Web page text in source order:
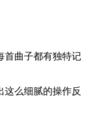
首曲子都有独特记
这么细腻的操作反